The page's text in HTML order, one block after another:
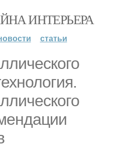
ИНТЕРЬЕРА
статьи